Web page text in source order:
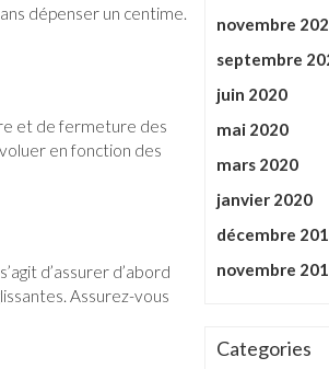
dépenser un centime.
et de fermeture des
en fonction des
d’assurer d’abord
Assurez-vous
novembre
septembre
juin 2020
mai 2020
mars 2020
janvier 2020
décembre
novembre
Categories